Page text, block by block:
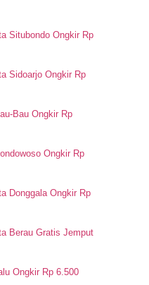
Situbondo Ongkir Rp
Sidoarjo Ongkir Rp
Bau Ongkir Rp
Ongkir Rp
Donggala Ongkir Rp
Berau Gratis Jemput
Ongkir Rp 6.500